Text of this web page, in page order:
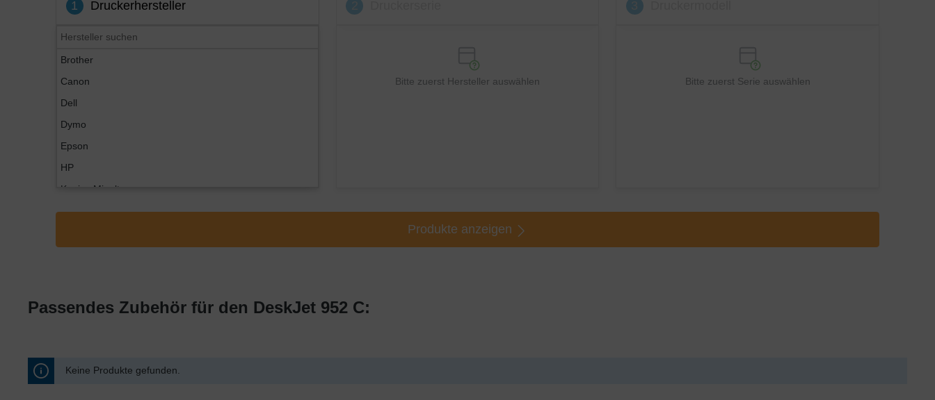
1 Druckerhersteller
Brother
Canon
Dell
Dymo
Epson
HP
Konica Minolta
Kyocera
Bitte zuerst Hersteller auswählen Bitte zuerst Serie auswählen
Produkte anzeigen
Passendes Zubehör für den DeskJet 952 C:
Keine Produkte gefunden.